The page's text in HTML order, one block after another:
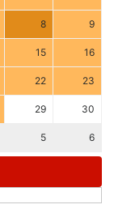
8 9
15 16
22 23
29 30
5 6